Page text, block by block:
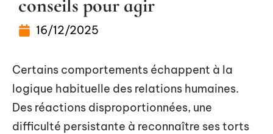
conseils pour agir
16/12/2025
Certains comportements échappent à la
logique habituelle des relations humaines.
Des réactions disproportionnées, une
difficulté persistante à reconnaître ses torts